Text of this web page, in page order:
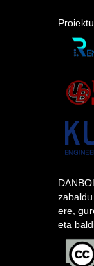
ere,
eta